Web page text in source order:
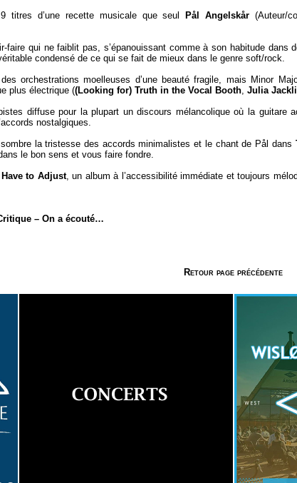
titres d’une recette musicale que seul
Pål Angelskår (Auteur/
faire qui ne faiblit pas, s’épanouissant comme à son habitude
condensé de ce qui se fait de mieux dans le genre soft/rock.
des orchestrations moelleuses d’une beauté fragile, mais Minor
plus électrique ((Looking for) Truth in the Vocal Booth, Julia
diffuse pour la plupart un discours mélancolique où la guitare
nostalgiques.
la tristesse des accords minimalistes et le chant de Pål dans
le bon sens et vous faire fondre.
to Adjust, un album à l’accessibilité immédiate et toujours
– On a écouté…
Retour page précédente